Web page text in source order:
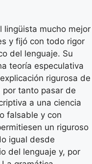
lingüista mucho mejor
y fijó con todo rigor
del lenguaje. Su
teoría especulativa
rigurosa de
tanto pasar de
a una ciencia
falsable y con
un riguroso
igual desde
del lenguaje y, por